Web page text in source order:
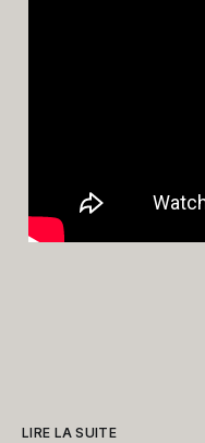
LIRE LA SUITE